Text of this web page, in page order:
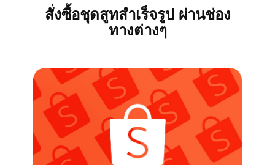
สั่งซื้อชุดสูทสำเร็จรูป ผ่านช่อง
ทางต่างๆ